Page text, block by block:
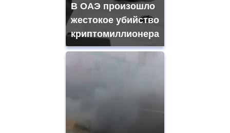
В ОАЭ произошло
жестокое убийство
криптомиллионера